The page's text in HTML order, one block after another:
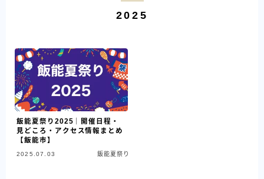
2025
飯能夏祭り2025｜開催日程・
見どころ・アクセス情報まとめ
【飯能市】
2025.07.03 飯能夏祭り